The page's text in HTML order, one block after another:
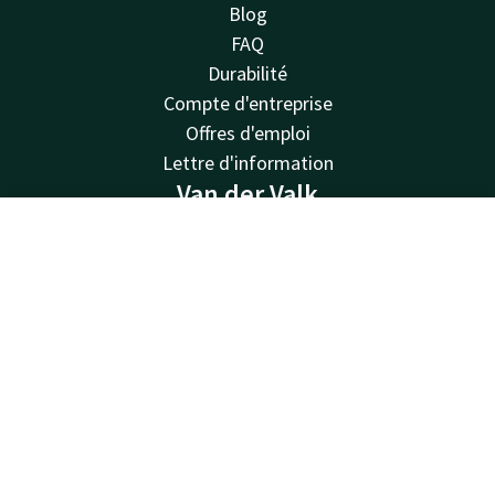
Blog
FAQ
Durabilité
Compte d'entreprise
Offres d'emploi
Lettre d'information
Van der Valk